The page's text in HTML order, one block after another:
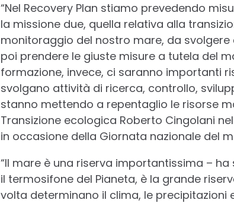
“Nel Recovery Plan stiamo prevedendo
la missione due, quella relativa alla
monitoraggio del nostro mare, da
poi prendere le giuste misure a tutela del
formazione, invece, ci saranno importanti
svolgano attività di ricerca, controllo,
stanno mettendo a repentaglio le risorse
Transizione ecologica Roberto Cingolani
in occasione della Giornata nazionale del
“Il mare è una riserva importantissima –
il termosifone del Pianeta, è la grande
volta determinano il clima, le precipitazioni